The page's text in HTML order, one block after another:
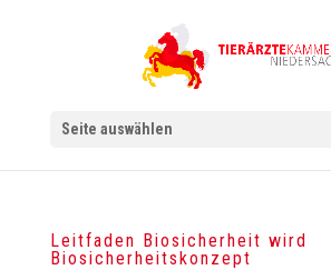
Seite auswählen
Leitfaden Biosicherheit wird
Biosicherheitskonzept